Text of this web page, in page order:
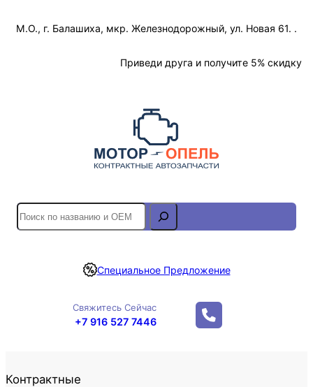
М.О., г. Балашиха, мкр. Железнодорожный, ул. Новая 61. .
Приведи друга и получите 5% скидку
S
e
r
Специальное Предложение
Свяжитесь Сейчас
+7 916 527 7446
Контрактные